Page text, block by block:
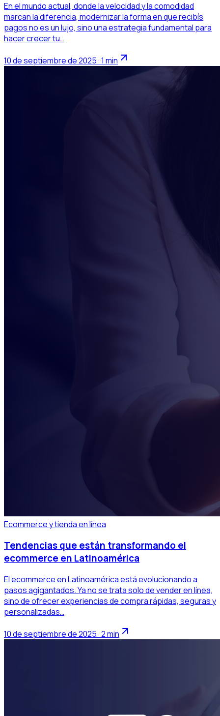
En el mundo actual, donde la velocidad y la comodidad
marcan la diferencia, modernizar la forma en que recibís
pagos no es un lujo, sino una estrategia fundamental para
hacer crecer tu…
10 de septiembre de 2025 · 1 min
Ecommerce y tienda en línea
Tendencias que están transformando el
ecommerce en Latinoamérica
El ecommerce en Latinoamérica está evolucionando a
pasos agigantados. Ya no se trata solo de vender en línea,
sino de ofrecer experiencias de compra rápidas, seguras y
personalizadas…
10 de septiembre de 2025 · 2 min